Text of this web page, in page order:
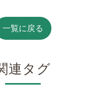
一覧に戻る
連タグ